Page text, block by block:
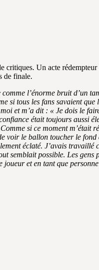
critiques. Un acte
de finale.
l’énorme bruit d’un
si tous les fans savaient
et m’a dit : « Je dois le
était toujours aussi
si ce moment m’était
voir le ballon toucher le
éclaté. J’avais
semblait possible. Les
et en tant que